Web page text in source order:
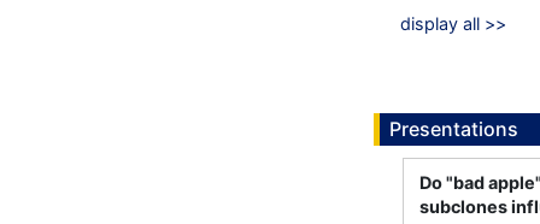
display all >>
Presentations
Do "bad
subclones